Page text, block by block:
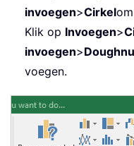
invoegen>Cirkel
Klik op Invoegen>
invoegen>
voegen.